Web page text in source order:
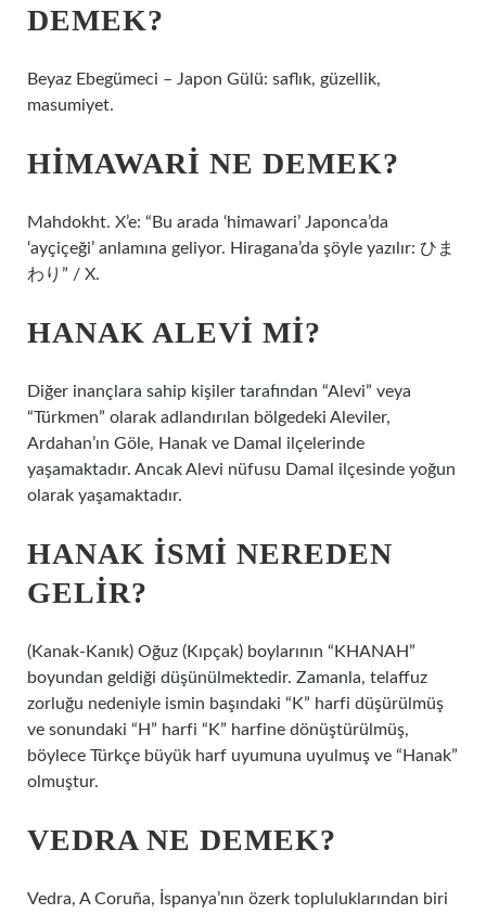
DEMEK?
Beyaz Ebegümeci – Japon Gülü: saflık, güzellik,
masumiyet.
HIMAWARI NE DEMEK?
Mahdokht. X’e: “Bu arada ‘himawari’ Japonca’da
‘ayçiçeği’ anlamına geliyor. Hiragana’da şöyle yazılır: ひま
わり” / X.
HANAK ALEVI MI?
Diğer inançlara sahip kişiler tarafından “Alevi” veya
“Türkmen” olarak adlandırılan bölgedeki Aleviler,
Ardahan’ın Göle, Hanak ve Damal ilçelerinde
yaşamaktadır. Ancak Alevi nüfusu Damal ilçesinde yoğun
olarak yaşamaktadır.
HANAK ISMI NEREDEN
GELIR?
(Kanak-Kanık) Oğuz (Kıpçak) boylarının “KHANAH”
boyundan geldiği düşünülmektedir. Zamanla, telaffuz
zorluğu nedeniyle ismin başındaki “K” harfi düşürülmüş
ve sonundaki “H” harfi “K” harfine dönüştürülmüş,
böylece Türkçe büyük harf uyumuna uyulmuş ve “Hanak”
olmuştur.
VEDRA NE DEMEK?
Vedra, A Coruña, İspanya’nın özerk topluluklarından biri